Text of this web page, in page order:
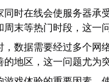
同时在线会使服务器承
末等热门时段，这一
数据需要经过多个网
地区，这一问题尤为突